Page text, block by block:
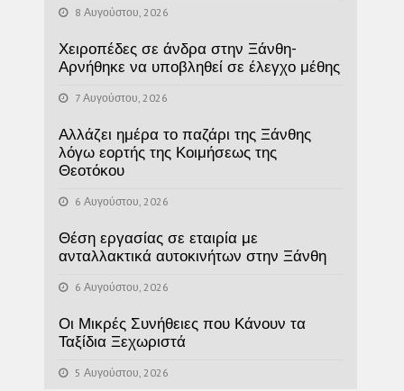
8 Αυγούστου, 2026
Χειροπέδες σε άνδρα στην Ξάνθη-
Αρνήθηκε να υποβληθεί σε έλεγχο μέθης
7 Αυγούστου, 2026
Αλλάζει ημέρα το παζάρι της Ξάνθης
λόγω εορτής της Κοιμήσεως της
Θεοτόκου
6 Αυγούστου, 2026
Θέση εργασίας σε εταιρία με
ανταλλακτικά αυτοκινήτων στην Ξάνθη
6 Αυγούστου, 2026
Οι Μικρές Συνήθειες που Κάνουν τα
Ταξίδια Ξεχωριστά
5 Αυγούστου, 2026